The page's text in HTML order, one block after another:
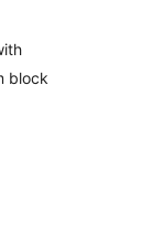
block